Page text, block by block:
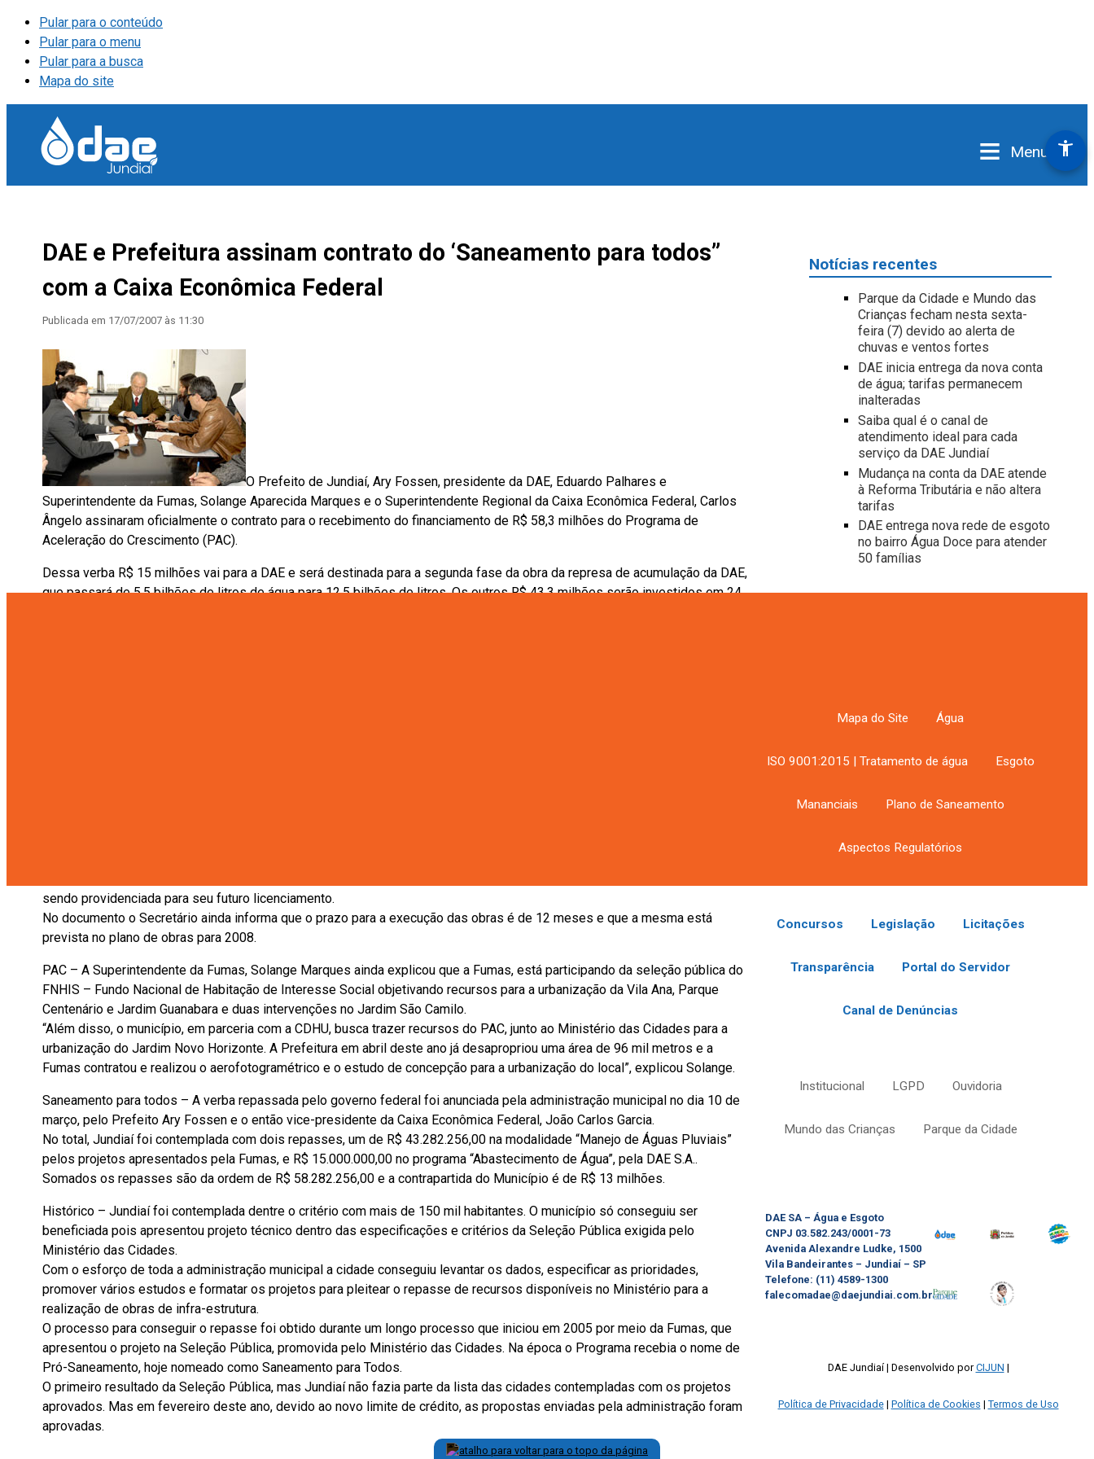
accessibility_new
Pular para o conteúdo
Pular para o menu
Pular para a busca
Mapa do site
≡ Menu
DAE e Prefeitura assinam contrato do ‘Saneamento para todos”
com a Caixa Econômica Federal
Publicada em 17/07/2007 às 11:30
O Prefeito de Jundiaí, Ary Fossen, presidente da DAE, Eduardo Palhares e
Superintendente da Fumas, Solange Aparecida Marques e o Superintendente Regional da Caixa Econômica Federal, Carlos
Ângelo assinaram oficialmente o contrato para o recebimento do financiamento de R$ 58,3 milhões do Programa de
Aceleração do Crescimento (PAC).
Dessa verba R$ 15 milhões vai para a DAE e será destinada para a segunda fase da obra da represa de acumulação da DAE,
que passará de 5,5 bilhões de litros de água para 12,5 bilhões de litros. Os outros R$ 43,3 milhões serão investidos em 24
sendo providenciada para seu futuro licenciamento.
No documento o Secretário ainda informa que o prazo para a execução das obras é de 12 meses e que a mesma está
prevista no plano de obras para 2008.
PAC – A Superintendente da Fumas, Solange Marques ainda explicou que a Fumas, está participando da seleção pública do
FNHIS – Fundo Nacional de Habitação de Interesse Social objetivando recursos para a urbanização da Vila Ana, Parque
Centenário e Jardim Guanabara e duas intervenções no Jardim São Camilo.
“Além disso, o município, em parceria com a CDHU, busca trazer recursos do PAC, junto ao Ministério das Cidades para a
urbanização do Jardim Novo Horizonte. A Prefeitura em abril deste ano já desapropriou uma área de 96 mil metros e a
Fumas contratou e realizou o aerofotogramétrico e o estudo de concepção para a urbanização do local”, explicou Solange.
Saneamento para todos – A verba repassada pelo governo federal foi anunciada pela administração municipal no dia 10 de
março, pelo Prefeito Ary Fossen e o então vice-presidente da Caixa Econômica Federal, João Carlos Garcia.
No total, Jundiaí foi contemplada com dois repasses, um de R$ 43.282.256,00 na modalidade “Manejo de Águas Pluviais”
pelos projetos apresentados pela Fumas, e R$ 15.000.000,00 no programa “Abastecimento de Água”, pela DAE S.A..
Somados os repasses são da ordem de R$ 58.282.256,00 e a contrapartida do Município é de R$ 13 milhões.
Histórico – Jundiaí foi contemplada dentre o critério com mais de 150 mil habitantes. O município só conseguiu ser
beneficiada pois apresentou projeto técnico dentro das especificações e critérios da Seleção Pública exigida pelo
Ministério das Cidades.
Com o esforço de toda a administração municipal a cidade conseguiu levantar os dados, especificar as prioridades,
promover vários estudos e formatar os projetos para pleitear o repasse de recursos disponíveis no Ministério para a
realização de obras de infra-estrutura.
O processo para conseguir o repasse foi obtido durante um longo processo que iniciou em 2005 por meio da Fumas, que
apresentou o projeto na Seleção Pública, promovida pelo Ministério das Cidades. Na época o Programa recebia o nome de
Pró-Saneamento, hoje nomeado como Saneamento para Todos.
O primeiro resultado da Seleção Pública, mas Jundiaí não fazia parte da lista das cidades contempladas com os projetos
aprovados. Mas em fevereiro deste ano, devido ao novo limite de crédito, as propostas enviadas pela administração foram
aprovadas.
Notícias recentes
Parque da Cidade e Mundo das
Crianças fecham nesta sexta-
feira (7) devido ao alerta de
chuvas e ventos fortes
DAE inicia entrega da nova conta
de água; tarifas permanecem
inalteradas
Saiba qual é o canal de
atendimento ideal para cada
serviço da DAE Jundiaí
Mudança na conta da DAE atende
à Reforma Tributária e não altera
tarifas
DAE entrega nova rede de esgoto
no bairro Água Doce para atender
50 famílias
Mapa do Site Água
ISO 9001:2015 | Tratamento de água Esgoto
Mananciais Plano de Saneamento
Aspectos Regulatórios
Concursos Legislação Licitações
Transparência Portal do Servidor
Canal de Denúncias
Institucional LGPD Ouvidoria
Mundo das Crianças Parque da Cidade
DAE SA – Água e Esgoto
CNPJ 03.582.243/0001-73
Avenida Alexandre Ludke, 1500
Vila Bandeirantes – Jundiaí – SP
Telefone: (11) 4589-1300
falecomadae@daejundiai.com.br
DAE Jundiaí Desenvolvido porCIJUN
Política de Privacidade Política de Cookies Termos de Uso